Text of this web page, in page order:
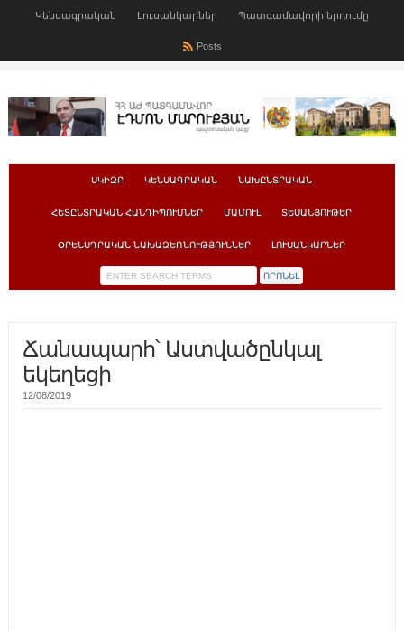
Կենսագրական Լուսանկարներ Պատգամավորի երդումը
Posts
ՍԿԻԶԲ ԿԵՆՍԱԳՐԱԿԱՆ ՆԱԽԸՆՏՐԱԿԱՆ
ՀԵՏԸՆՏՐԱԿԱՆ ՀԱՆԴԻՊՈՒՄՆԵՐ ՄԱՄՈՒԼ ՏԵՍԱՆՅՈՒԹԵՐ
ՕՐԵՆՍԴՐԱԿԱՆ ՆԱԽԱՁԵՌՆՈՒԹՅՈՒՆՆԵՐ ԼՈՒՍԱՆԿԱՐՆԵՐ
Ճանապարհ՝ Աստվածընկալ
եկեղեցի
12/08/2019